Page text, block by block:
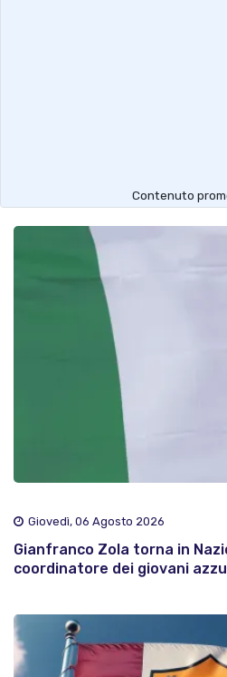
Contenuto
Giovedì, 06 Agosto 2026
Gianfranco Zola torna in
coordinatore dei giovani